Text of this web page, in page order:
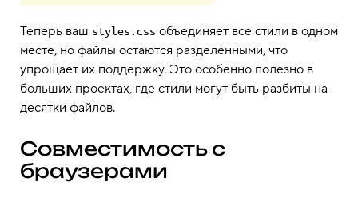
Теперь ваш styles.css объединяет все стили в одном
месте, но файлы остаются разделёнными, что
упрощает их поддержку. Это особенно полезно в
больших проектах, где стили могут быть разбиты на
десятки файлов.
Совместимость с
браузерами